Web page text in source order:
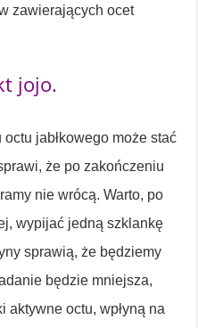
zawierających ocet
jojo.
jabłkowego może stać
że po zakończeniu
nie wrócą. Warto, po
wypijać jedną szklankę
sprawią, że będziemy
będzie mniejsza,
aktywne octu, wpłyną na